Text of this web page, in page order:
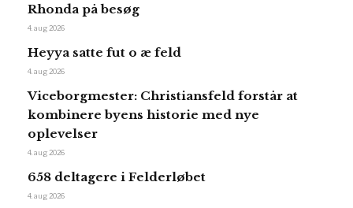
Rhonda på besøg
4. aug 2026
Heyya satte fut o æ feld
4. aug 2026
Viceborgmester: Christiansfeld forstår at
kombinere byens historie med nye
oplevelser
4. aug 2026
658 deltagere i Felderløbet
4. aug 2026